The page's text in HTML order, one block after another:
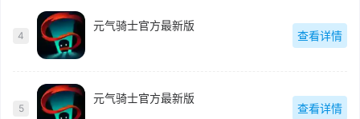
4
元气骑士官方最新版
查看详情
5
元气骑士官方最新版
查看详情